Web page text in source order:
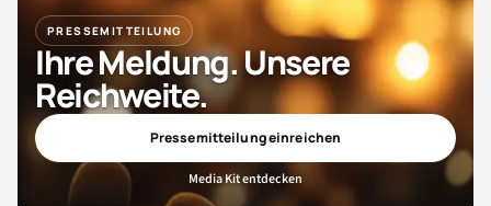
PRESSEMITTEILUNG
Ihre Meldung. Unsere
Reichweite.
Pressemitteilung einreichen
Media Kit entdecken